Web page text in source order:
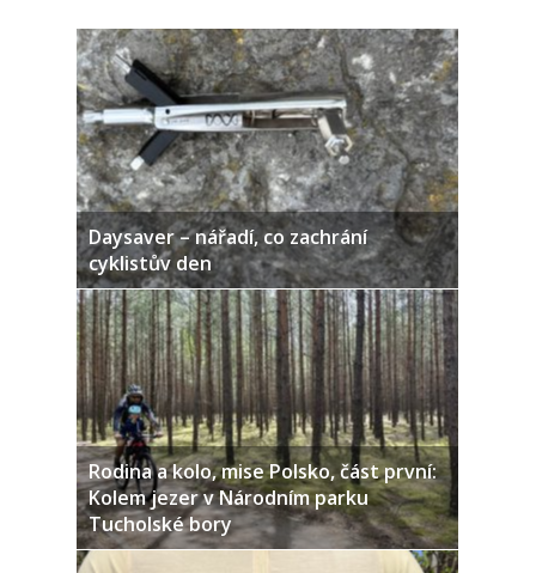
Daysaver – nářadí, co zachrání
cyklistův den
Rodina a kolo, mise Polsko, část první:
Kolem jezer v Národním parku
Tucholské bory